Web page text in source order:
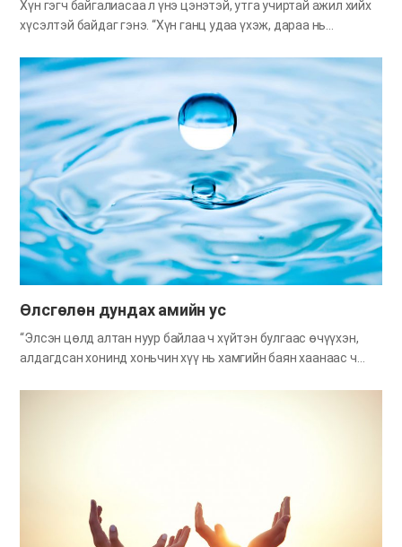
Хүн гэгч байгалиасаа л үнэ цэнэтэй, утга учиртай ажил хийх
хүсэлтэй байдаг гэнэ. “Хүн ганц удаа үхэж, дараа нь
ч мөн энэ дэлхийд амьдрах хугацаандаа Бурханы зөвт
байдлыг хайж, шинэ хүнээр дахин төрж амьдрахыг хүмүүст
зөвлөсөн байдаг. Тэгвэл хүний амьдралын хамгийн утга
учиртай, чухал зүйл юу вэ? Манай Сионы ах эгч дүүс үүний
хариултыг хэдийн мэдэж байгаа байх. Учир нь Елохим Бурхан
энэ газарт ирээд алив жишээг үзүүлж, бидэнд хамгийн чухал,
хамгийн утга учиртай ажлыг даатгасан юм. Одоо Бурханы
бидэнд даалгасан ажил хичнээн үнэ цэнэтэй болохыг дахин
нэг удаа бодож үзэцгээе. Тэнгэрийн хүүхдийн хувьд бид энэ
үед Бурханаас авсан тэрхүү үүрэг даалгавраа сааталгүй
биелүүлж, Бурханыг баярлуулах хэрэгтэй. “Гурван асуулт”
Оросын их зохиолч Л.Толстойн…
Өлсгөлөн дундах амийн ус
“Элсэн цөлд алтан нуур байлаа ч хүйтэн булгаас өчүүхэн,
алдагдсан хонинд хоньчин хүү нь хамгийн баян хаанаас ч
амьдарч чадахгүй. Бидний сүнсний амь ч мөн үүнтэй адил
юм. Бидний сүнс Бурханы үг болох амийн усаар хангагдахгүй
бол сүнслэг өлсгөлөнд нэрвэгдэж, эцэст нь мөнхийн